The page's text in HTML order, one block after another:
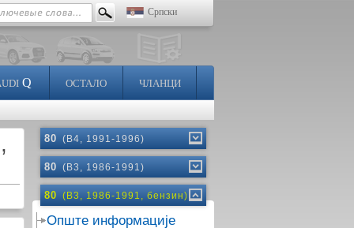
Српски
Q ОСТАЛО ЧЛАНЦИ
80 (B4, 1991-1996)
80 (B3, 1986-1991)
80 (B3, 1986-1991, бензин)
Опште информације